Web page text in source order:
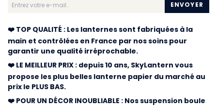
ENVOYER
❤️ TOP QUALITÉ : Les lanternes sont fabriquées à la
main et contrôlées en France par nos soins pour
garantir une qualité irréprochable.
❤️ LE MEILLEUR PRIX : depuis 10 ans, SkyLantern vous
propose les plus belles lanterne papier du marché au
prix le PLUS BAS.
❤️ POUR UN DÉCOR INOUBLIABLE : Nos suspension boule